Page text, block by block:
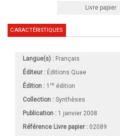
Livre papier
CARACTÉRISTIQUES
Langue(s) : Français
Éditeur : Éditions Quae
Édition : 1 re édition
Collection : Synthèses
Publication : 1 janvier 2008
Référence Livre papier : 02089